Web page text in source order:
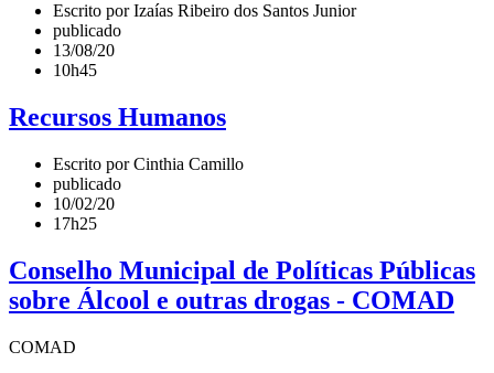
Escrito por Izaías Ribeiro dos Santos Junior
publicado
13/08/20
10h45
Recursos Humanos
Escrito por Cinthia Camillo
publicado
10/02/20
17h25
Conselho Municipal de Políticas Públicas
sobre Álcool e outras drogas - COMAD
COMAD